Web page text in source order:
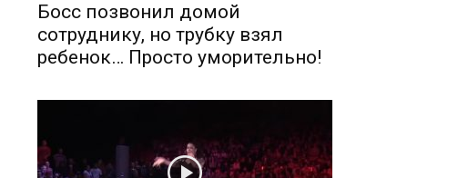
Босс позвонил домой
сотруднику, но трубку взял
ребенок… Просто уморительно!